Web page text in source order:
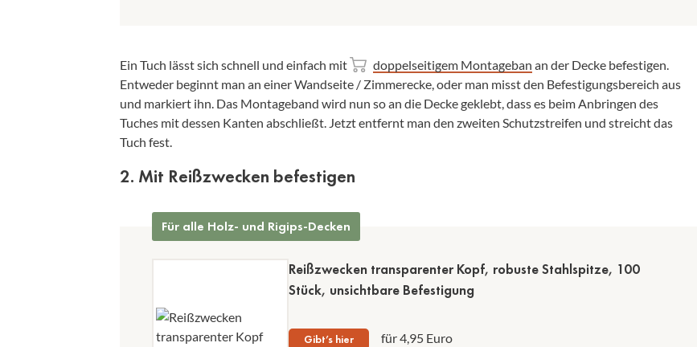
Ein Tuch lässt sich schnell und einfach mit doppelseitigem Montageban an der Decke befestigen.
Entweder beginnt man an einer Wandseite / Zimmerecke, oder man misst den Befestigungsbereich aus
und markiert ihn. Das Montageband wird nun so an die Decke geklebt, dass es beim Anbringen des
Tuches mit dessen Kanten abschließt. Jetzt entfernt man den zweiten Schutzstreifen und streicht das
Tuch fest.
2. Mit Reißzwecken befestigen
Für alle Holz- und Rigips-Decken
Reißzwecken transparenter Kopf, robuste Stahlspitze, 100
Stück, unsichtbare Befestigung
Gibt’s hier für 4,95 Euro